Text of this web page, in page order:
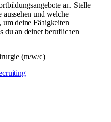
an. Stelle
aussehen und welche
deine Fähigkeiten
du an deiner beruflichen
(m/w/d)